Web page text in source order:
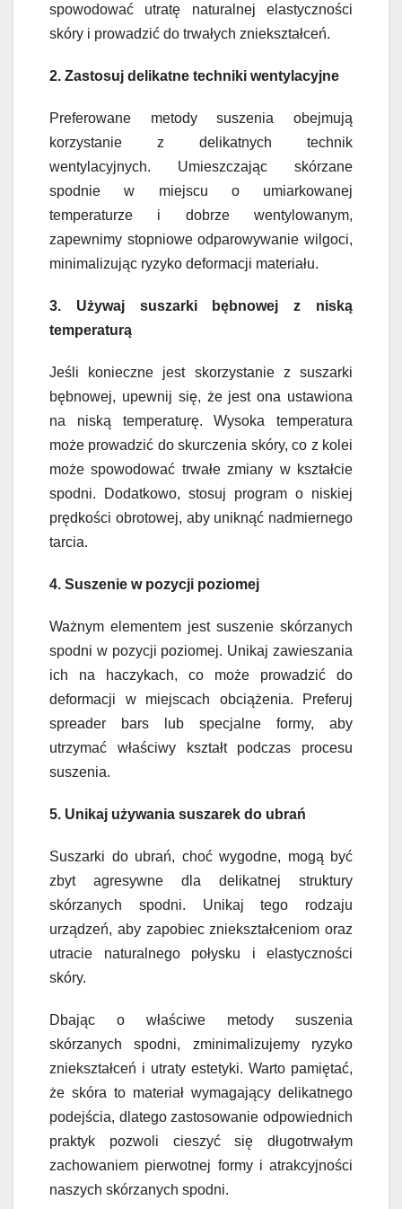
spowodować utratę naturalnej elastyczności
skóry i prowadzić do trwałych zniekształceń.
2. Zastosuj delikatne techniki wentylacyjne
Preferowane metody suszenia obejmują
korzystanie z delikatnych technik
wentylacyjnych. Umieszczając skórzane
spodnie w miejscu o umiarkowanej
temperaturze i dobrze wentylowanym,
zapewnimy stopniowe odparowywanie wilgoci,
minimalizując ryzyko deformacji materiału.
3. Używaj suszarki bębnowej z niską
temperaturą
Jeśli konieczne jest skorzystanie z suszarki
bębnowej, upewnij się, że jest ona ustawiona
na niską temperaturę. Wysoka temperatura
może prowadzić do skurczenia skóry, co z kolei
może spowodować trwałe zmiany w kształcie
spodni. Dodatkowo, stosuj program o niskiej
prędkości obrotowej, aby uniknąć nadmiernego
tarcia.
4. Suszenie w pozycji poziomej
Ważnym elementem jest suszenie skórzanych
spodni w pozycji poziomej. Unikaj zawieszania
ich na haczykach, co może prowadzić do
deformacji w miejscach obciążenia. Preferuj
spreader bars lub specjalne formy, aby
utrzymać właściwy kształt podczas procesu
suszenia.
5. Unikaj używania suszarek do ubrań
Suszarki do ubrań, choć wygodne, mogą być
zbyt agresywne dla delikatnej struktury
skórzanych spodni. Unikaj tego rodzaju
urządzeń, aby zapobiec zniekształceniom oraz
utracie naturalnego połysku i elastyczności
skóry.
Dbając o właściwe metody suszenia
skórzanych spodni, zminimalizujemy ryzyko
zniekształceń i utraty estetyki. Warto pamiętać,
że skóra to materiał wymagający delikatnego
podejścia, dlatego zastosowanie odpowiednich
praktyk pozwoli cieszyć się długotrwałym
zachowaniem pierwotnej formy i atrakcyjności
naszych skórzanych spodni.